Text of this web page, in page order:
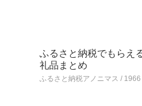
ふるさと納税でもらえ
礼品まとめ
ふるさと納税アノニマス /